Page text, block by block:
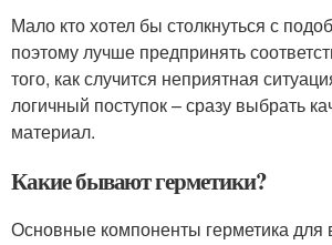
Мало кто хотел бы столкнуться с
поэтому лучше предпринять
того, как случится неприятная
логичный поступок – сразу выбрать
материал.
Какие бывают герметики?
Основные компоненты герметика для